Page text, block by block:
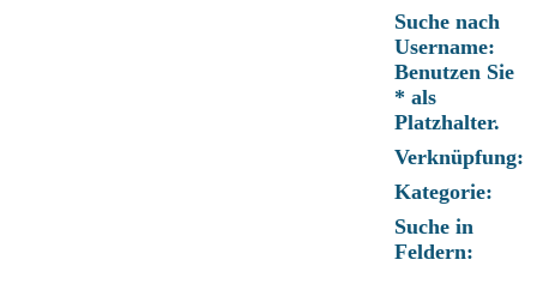
Suche nach
Username:
Benutzen Sie
* als
Platzhalter.
Verknüpfung:
Kategorie:
Suche in
Feldern: